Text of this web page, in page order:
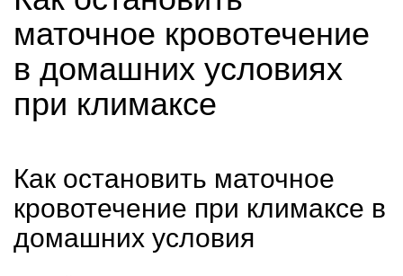
маточное кровотечение
в домашних условиях
при климаксе
Как остановить маточное
кровотечение при климаксе в
домашних условия